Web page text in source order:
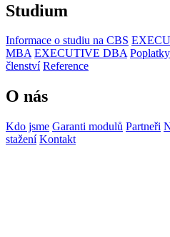
Studium
Informace o studiu na CBS
MBA EXECUTIVE DBA
členství Reference
O nás
Kdo jsme Garanti modulů Partneři
stažení Kontakt